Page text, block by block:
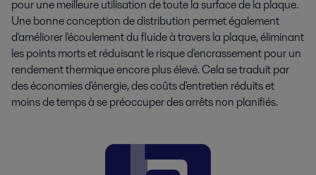
pour une meilleure utilisation de toute la surface de la plaque.
Une bonne conception de distribution permet également
d'améliorer l'écoulement du fluide à travers la plaque, éliminant
les points morts et réduisant le risque d'encrassement pour un
rendement thermique encore plus élevé. Cela se traduit par
des économies d'énergie, des coûts d'entretien réduits et
moins de temps à se préoccuper des arrêts non planifiés.